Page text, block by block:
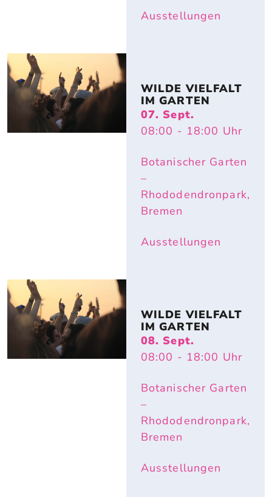
Ausstellungen
WILDE VIELFALT
IM GARTEN
07. Sept.
08:00 - 18:00 Uhr
Botanischer Garten
–
Rhododendronpark,
Bremen
Ausstellungen
WILDE VIELFALT
IM GARTEN
08. Sept.
08:00 - 18:00 Uhr
Botanischer Garten
–
Rhododendronpark,
Bremen
Ausstellungen